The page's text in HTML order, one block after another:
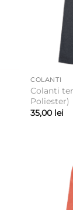
COLANTI
Colanti
Poliester)
35,00 lei